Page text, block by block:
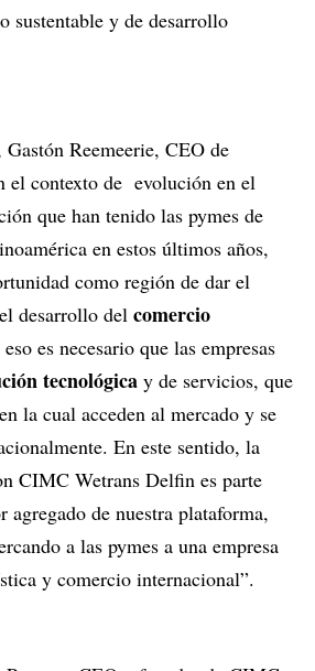
sustentable y de desarrollo
Reemeerie, CEO de
el contexto de evolución en el
que han tenido las pymes de
en estos últimos años,
como región de dar el
desarrollo del comercio
es necesario que las empresas
tecnológica y de servicios, que
la cual acceden al mercado y se
En este sentido, la
CIMC Wetrans Delfin es parte
de nuestra plataforma,
a las pymes a una empresa
y comercio internacional”.